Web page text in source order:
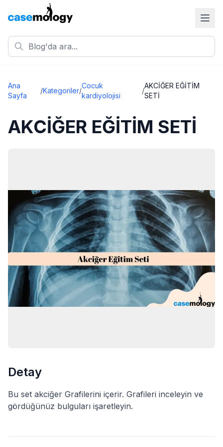
Ana
Sayfa
/Kategoriler/
Cocuk
kardiyolojisi
/
AKCİĞER EĞİTİM
SETİ
AKCİĞER EĞİTİM SETİ
Detay
Bu set akciğer Grafilerini içerir. Grafileri inceleyin ve
gördüğünüz bulguları işaretleyin.